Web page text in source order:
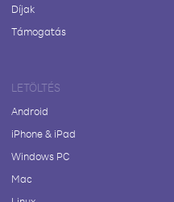
Díjak
Támogatás
LETÖLTÉS
Android
iPhone & iPad
Windows PC
Mac